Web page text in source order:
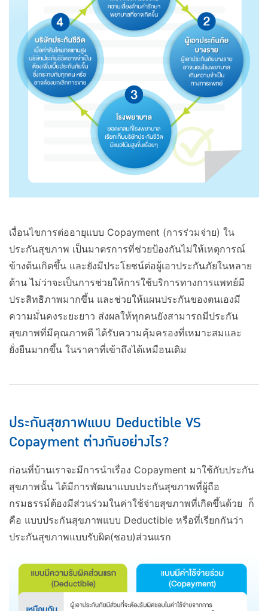
เงื่อนไขการต่ออายุแบบ Copayment (การร่วมจ่าย) ใน
ประกันสุขภาพ เป็นมาตรการที่ช่วยป้องกันไม่ให้เหตุการณ์
ข้างต้นเกิดขึ้น และยังมีประโยชน์ต่อผู้เอาประกันภัยในหลาย
ด้าน ไม่ว่าจะเป็นการช่วยให้การใช้บริการทางการแพทย์มี
ประสิทธิภาพมากขึ้น และช่วยให้แผนประกันของตนเองมี
ความมั่นคงระยะยาว ส่งผลให้ทุกคนยังสามารถมีประกัน
สุขภาพที่มีคุณภาพดี ได้รับความคุ้มครองที่เหมาะสมและ
ยั่งยืนมากขึ้น ในราคาที่เข้าถึงได้เหมือนเดิม
ประกันสุขภาพแบบ Deductible VS
Copayment ต่างกันอย่างไร?
ก่อนที่บ้านเราจะมีการนำเรื่อง Copayment มาใช้กับประกัน
สุขภาพนั้น ได้มีการพัฒนาแบบประกันสุขภาพที่ผู้ถือ
กรมธรรม์ต้องมีส่วนร่วมในค่าใช้จ่ายสุขภาพที่เกิดขึ้นด้วย ก็
คือ แบบประกันสุขภาพแบบ Deductible หรือที่เรียกกันว่า
ประกันสุขภาพแบบรับผิด(ชอบ)ส่วนแรก